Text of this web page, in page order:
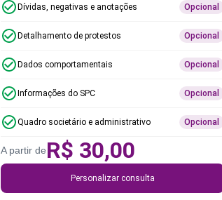
Dívidas, negativas e anotações Opcional
Detalhamento de protestos Opcional
Dados comportamentais Opcional
Informações do SPC Opcional
Quadro societário e administrativo Opcional
A partir deR$ 30,00
Personalizar consulta